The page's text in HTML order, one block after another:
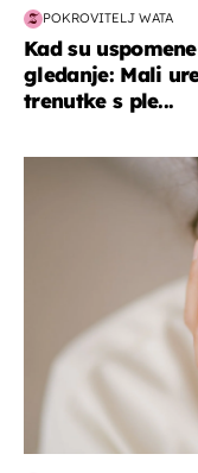
POKROVITELJ WATA
Kad su
gledanje: Mali
trenutke s ple...
moda & ljepota